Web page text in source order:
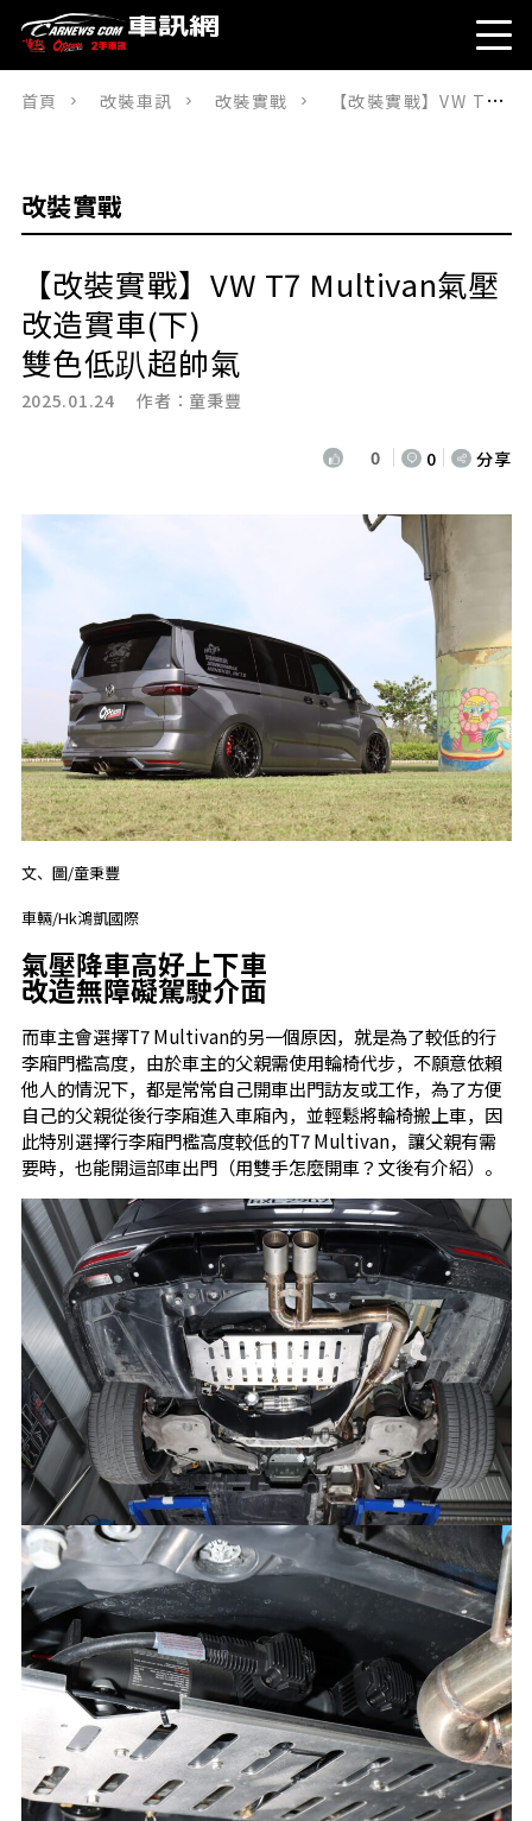
首頁 改裝車訊 改裝實戰 【改裝實戰】VW T7 Multivan氣壓改造實車(下) 雙色低趴超帥氣
改裝實戰
【改裝實戰】VW T7 Multivan氣壓
改造實車(下)
雙色低趴超帥氣
2025.01.24 作者： 童秉豐
0 0 分享
文、圖/童秉豐
車輛/Hk鴻凱國際
氣壓降車高好上下車
改造無障礙駕駛介面
而車主會選擇T7 Multivan的另一個原因，就是為了較低的行
李廂門檻高度，由於車主的父親需使用輪椅代步，不願意依賴
他人的情況下，都是常常自己開車出門訪友或工作，為了方便
自己的父親從後行李廂進入車廂內，並輕鬆將輪椅搬上車，因
此特別選擇行李廂門檻高度較低的T7 Multivan，讓父親有需
要時，也能開這部車出門（用雙手怎麼開車？文後有介紹）。